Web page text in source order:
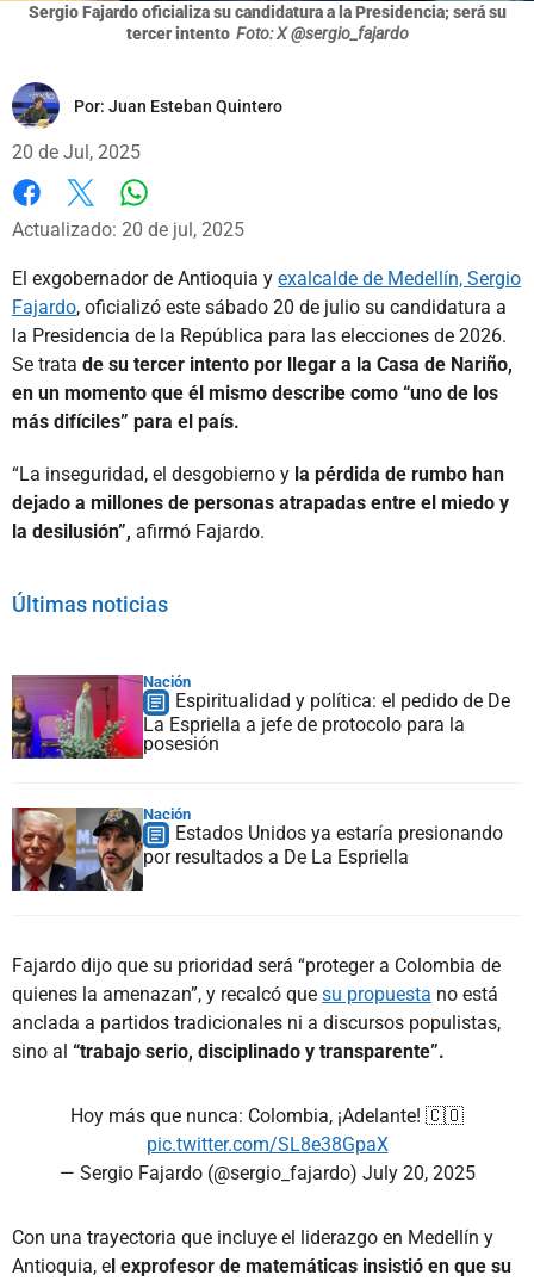
Sergio Fajardo oficializa su candidatura a la Presidencia; será su
tercer intento Foto: X @sergio_fajardo
Por: Juan Esteban Quintero
20 de Jul, 2025
Facebook
X
Actualizado: 20 de jul, 2025
El exgobernador de Antioquia y exalcalde de Medellín, Sergio
Fajardo, oficializó este sábado 20 de julio su candidatura a
la Presidencia de la República para las elecciones de 2026.
Se trata de su tercer intento por llegar a la Casa de Nariño,
en un momento que él mismo describe como “uno de los
más difíciles” para el país.
“La inseguridad, el desgobierno y la pérdida de rumbo han
dejado a millones de personas atrapadas entre el miedo y
la desilusión”, afirmó Fajardo.
Últimas noticias
Nación
Espiritualidad y política: el pedido de De
La Espriella a jefe de protocolo para la
posesión
Nación
Estados Unidos ya estaría presionando
por resultados a De La Espriella
Fajardo dijo que su prioridad será “proteger a Colombia de
quienes la amenazan”, y recalcó que su propuesta no está
anclada a partidos tradicionales ni a discursos populistas,
sino al “trabajo serio, disciplinado y transparente”.
Hoy más que nunca: Colombia, ¡Adelante! 🇨🇴
pic.twitter.com/SL8e38GpaX
— Sergio Fajardo (@sergio_fajardo) July 20, 2025
Con una trayectoria que incluye el liderazgo en Medellín y
Antioquia, el exprofesor de matemáticas insistió en que su